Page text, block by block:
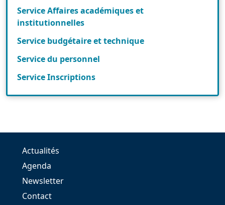
Service Affaires académiques et
institutionnelles
Service budgétaire et technique
Service du personnel
Service Inscriptions
Actualités
Agenda
Newsletter
Contact